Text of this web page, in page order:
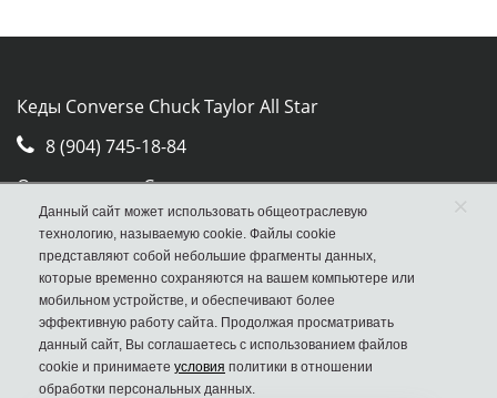
Кеды Converse Chuck Taylor All Star
8 (904) 745-18-84
Отдел продаж Converse
Москва, ул. Авиамоторная, д.50, стр. 2, оф. 30
Данный сайт может использовать общеотраслевую
технологию, называемую cookie. Файлы cookie
представляют собой небольшие фрагменты данных,
которые временно сохраняются на вашем компьютере или
мобильном устройстве, и обеспечивают более
эффективную работу сайта. Продолжая просматривать
данный сайт, Вы соглашаетесь с использованием файлов
cookie и принимаете условия политики в отношении
обработки персональных данных.
×